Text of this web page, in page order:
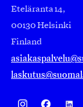
Eteläranta 14,
00130 Helsinki
Finland